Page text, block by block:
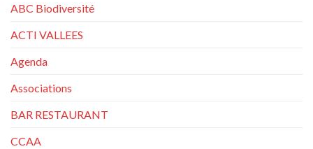
ABC Biodiversité
ACTI VALLEES
Agenda
Associations
BAR RESTAURANT
CCAA